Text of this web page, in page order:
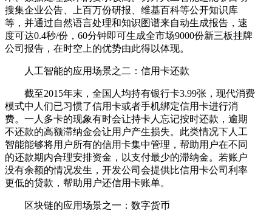
搜集企业公告、上百万份研报、维基百科等公开知识库
等，并通过自然语言处理和知识图谱来自动生成报告，速
度可达0.4秒/份，60分钟即可生成全市场9000份新三板挂牌
公司报告，在时空上的优势由此得以体现。
人工智能的应用场景之二：信用卡还款
截至2015年末，全国人均持有银行卡3.99张，现代消费
模式中人们已习惯了信用卡或者手机绑定信用卡进行消
费。一人多卡的现象有时会让持卡人忘记按时还款，逾期
不还款的高额滞纳金会让用户产生损失。此类情况下人工
智能能够将用户所有的信用卡集中管理，帮助用户在不同
的还款期内合理安排资金，以支付最少的滞纳金。若账户
没有余额的情况发生，开发公司会提供比信用卡公司利率
更低的贷款，帮助用户还信用卡账单。
区块链的应用场景之一：数字货币